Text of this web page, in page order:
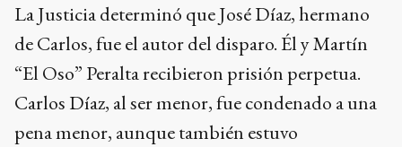
La Justicia determinó que José Díaz, hermano
de Carlos, fue el autor del disparo. Él y Martín
“El Oso” Peralta recibieron prisión perpetua.
Carlos Díaz, al ser menor, fue condenado a una
pena menor, aunque también estuvo